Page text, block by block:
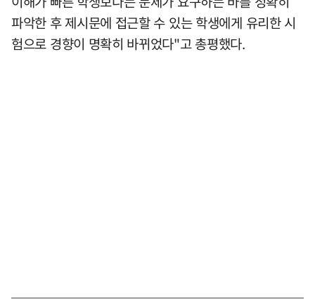
파악한 후 제시문에 접근할 수 있는 학생에게 유리한 시
험으로 경향이 명확히 바뀌었다"고 총평했다.